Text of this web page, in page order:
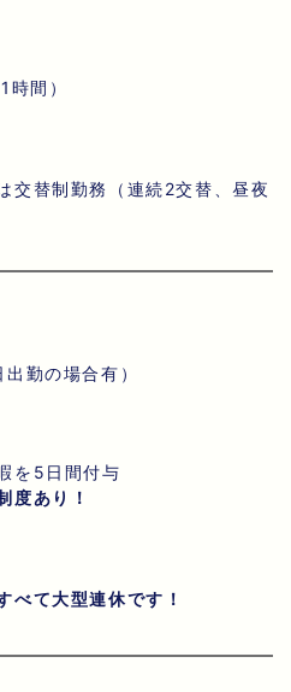
間）
交替制勤務（連続2交替、昼夜
勤の場合有）
を5日間付与
度あり！
べて大型連休です！